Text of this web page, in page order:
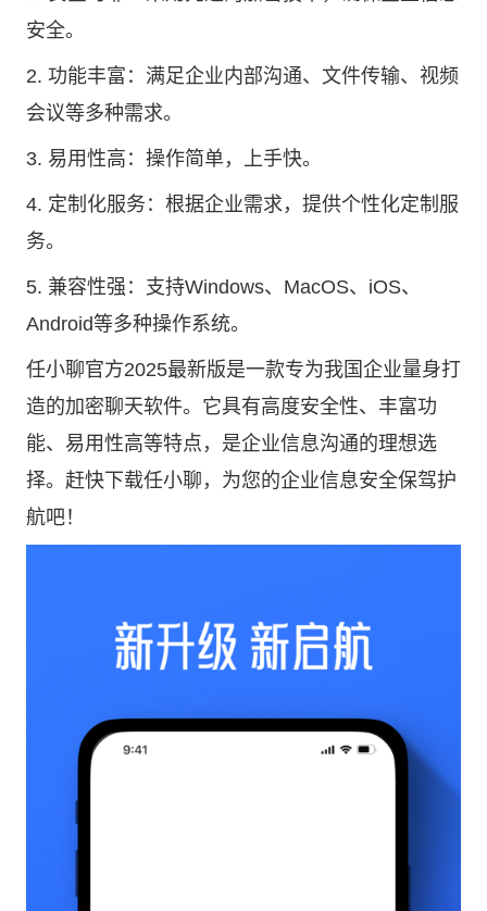
安全。
2. 功能丰富：满足企业内部沟通、文件传输、视频
会议等多种需求。
3. 易用性高：操作简单，上手快。
4. 定制化服务：根据企业需求，提供个性化定制服
务。
5. 兼容性强：支持Windows、MacOS、iOS、
Android等多种操作系统。
任小聊官方2025最新版是一款专为我国企业量身打
造的加密聊天软件。它具有高度安全性、丰富功
能、易用性高等特点，是企业信息沟通的理想选
择。赶快下载任小聊，为您的企业信息安全保驾护
航吧！